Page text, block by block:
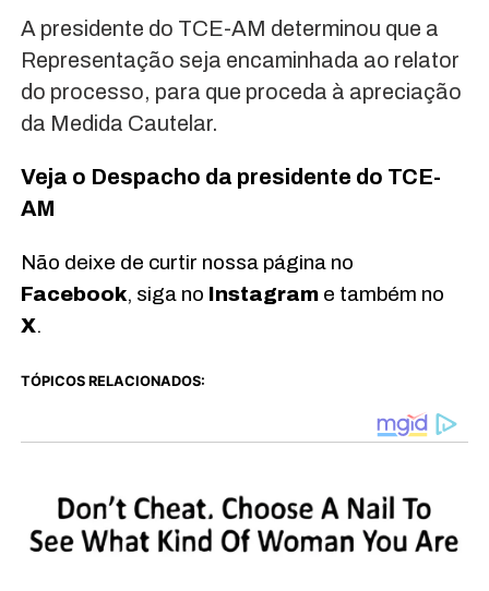
A presidente do TCE-AM determinou que a
Representação seja encaminhada ao relator
do processo, para que proceda à apreciação
da Medida Cautelar.
Veja o Despacho da presidente do TCE-
AM
Não deixe de curtir nossa página no
Facebook, siga no Instagrame também no
X.
TÓPICOS RELACIONADOS: